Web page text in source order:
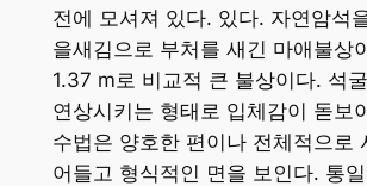
전에 모셔져 있다. 있다. 자연암석
을새김으로 부처를 새긴 마애불상
1.37 m로 비교적 큰 불상이다. 석
연상시키는 형태로 입체감이 돋보
수법은 양호한 편이나 전체적으로
어들고 형식적인 면을 보인다. 통